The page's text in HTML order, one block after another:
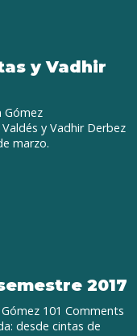
y Vadhir
Gómez
y Vadhir Derbez
marzo.
2017
101 Comments
desde cintas de